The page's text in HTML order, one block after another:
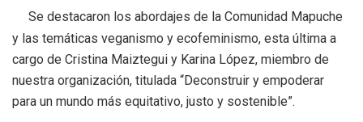
Se destacaron los abordajes de la Comunidad Mapuche
y las temáticas veganismo y ecofeminismo, esta última a
cargo de Cristina Maiztegui y Karina López, miembro de
nuestra organización, titulada “Deconstruir y empoderar
para un mundo más equitativo, justo y sostenible”.